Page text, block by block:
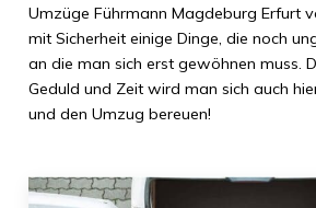
Umzüge Führmann Magdeburg Erfurt
mit Sicherheit einige Dinge, die noch
an die man sich erst gewöhnen muss.
Geduld und Zeit wird man sich auch
und den Umzug bereuen!